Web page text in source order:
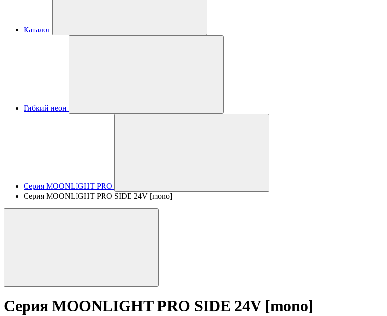
Каталог
Гибкий неон
Серия MOONLIGHT PRO
Серия MOONLIGHT PRO SIDE 24V [mono]
Серия MOONLIGHT PRO SIDE 24V [mono]